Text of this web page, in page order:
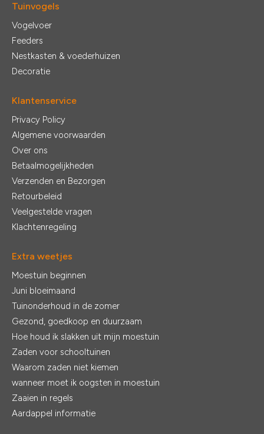
Tuinvogels
Vogelvoer
Feeders
Nestkasten & voederhuizen
Decoratie
Klantenservice
Privacy Policy
Algemene voorwaarden
Over ons
Betaalmogelijkheden
Verzenden en Bezorgen
Retourbeleid
Veelgestelde vragen
Klachtenregeling
Extra weetjes
Moestuin beginnen
Juni bloeimaand
Tuinonderhoud in de zomer
Gezond, goedkoop en duurzaam
Hoe houd ik slakken uit mijn moestuin
Zaden voor schooltuinen
Waarom zaden niet kiemen
wanneer moet ik oogsten in moestuin
Zaaien in regels
Aardappel informatie